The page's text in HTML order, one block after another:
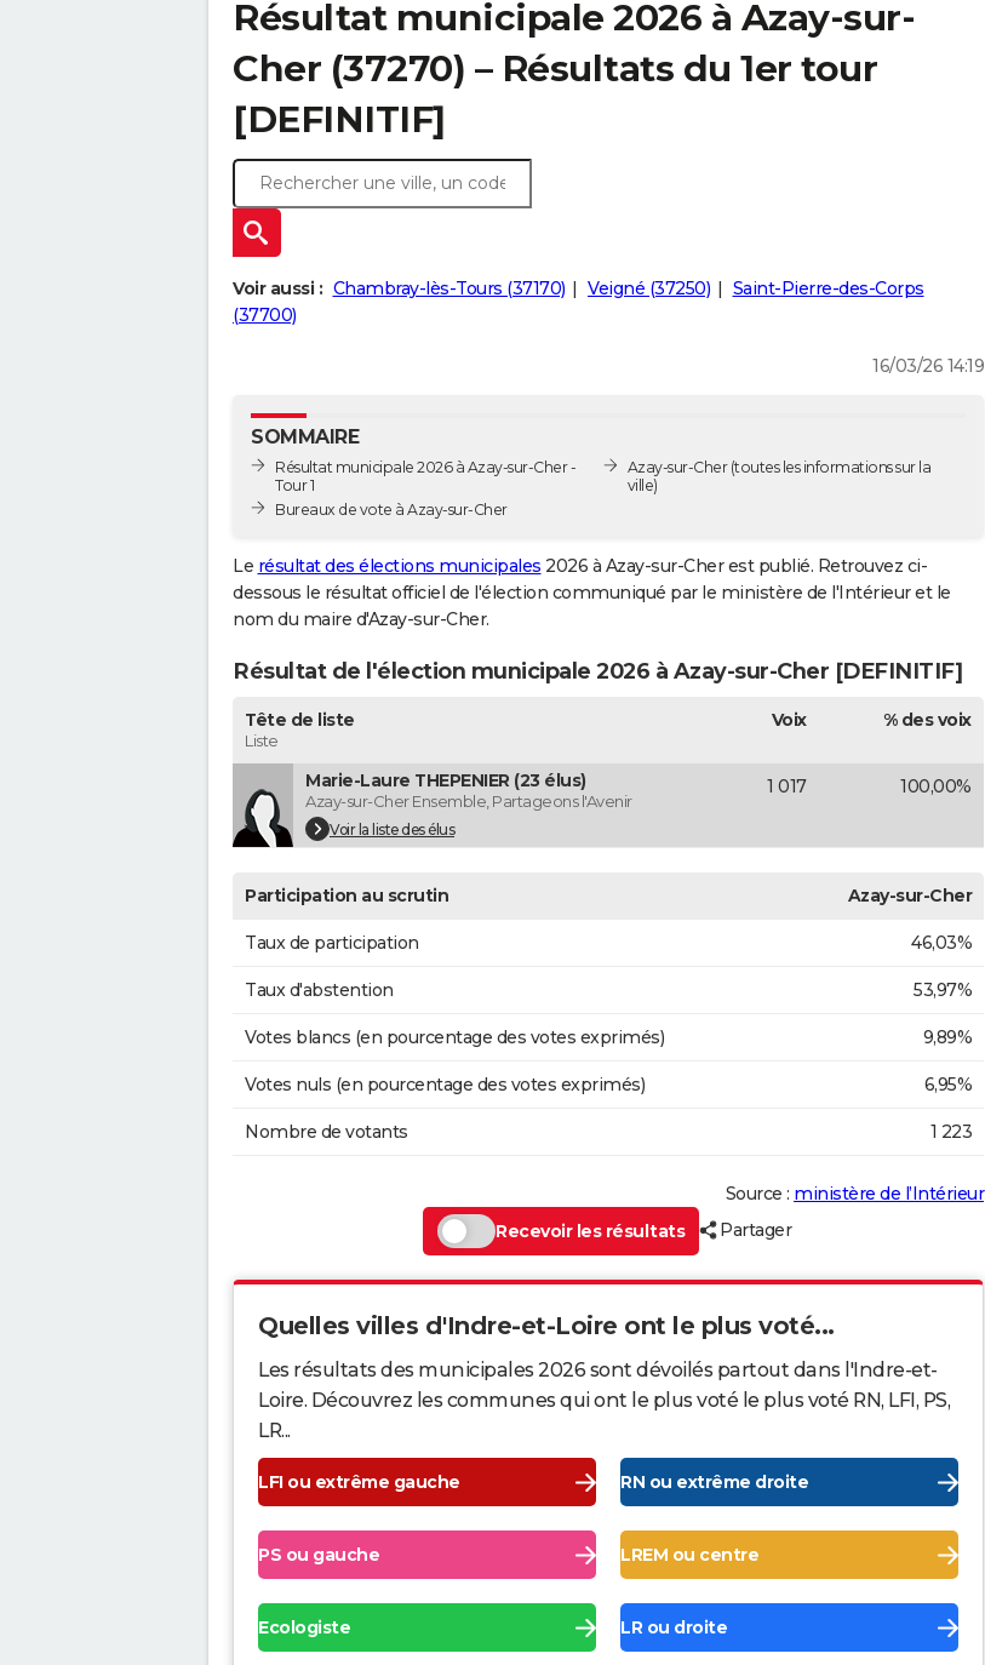
Résultat municipale 2026 à Azay-sur-
Cher (37270) – Résultats du 1er tour
[DEFINITIF]
Voir aussi : Chambray-lès-Tours (37170) Veigné (37250)
Saint-Pierre-des-Corps
(37700)
16/03/26 14:19
SOMMAIRE
Résultat municipale 2026 à Azay-sur-Cher -
Tour 1
Bureaux de vote à Azay-sur-Cher
Azay-sur-Cher(toutes les informations sur la
ville)
Le résultat des élections municipales 2026 à Azay-sur-Cher est publié. Retrouvez ci-
dessous le résultat officiel de l'élection communiqué par le ministère de l'Intérieur et le
nom du maire d'Azay-sur-Cher.
Résultat de l'élection municipale 2026 à Azay-sur-Cher [DEFINITIF]
Tête de liste
Liste
Voix % des voix
Marie-Laure THEPENIER (23 élus)
Azay-sur-Cher Ensemble, Partageons l'Avenir
Voir la liste des élus
1 017 100,00%
Participation au scrutin Azay-sur-Cher
Taux de participation 46,03%
Taux d'abstention 53,97%
Votes blancs (en pourcentage des votes exprimés) 9,89%
Votes nuls (en pourcentage des votes exprimés) 6,95%
Nombre de votants 1 223
Source : ministère de l’Intérieur
Recevoir les résultats
Partager
Quelles villes d'Indre-et-Loire ont le plus voté...
Les résultats des municipales 2026 sont dévoilés partout dans l'Indre-et-
Loire. Découvrez les communes qui ont le plus voté le plus voté RN, LFI, PS,
LR...
LFI ou extrême gauche RN ou extrême droite
PS ou gauche LREM ou centre
Ecologiste LR ou droite